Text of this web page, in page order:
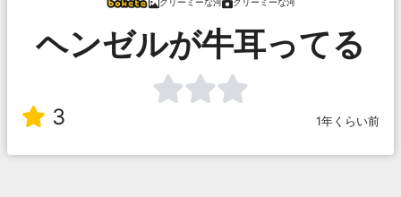
クリーミーな河 クリーミーな河
ヘンゼルが牛耳ってる
3 1年くらい前